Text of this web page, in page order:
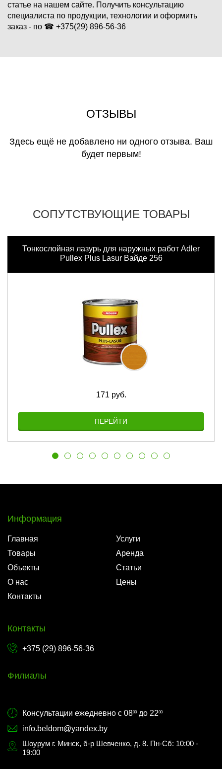
статье на нашем сайте. Получить консультацию
специалиста по продукции, технологии и оформить
заказ - по ☎ +375(29) 896-56-36
ОТЗЫВЫ
Здесь ещё не добавлено ни одного отзыва. Ваш
будет первым!
СОПУТСТВУЮЩИЕ ТОВАРЫ
Тонкослойная лазурь для наружных работ Adler
Pullex Plus Lasur Вайде 256
171 руб.
ПЕРЕЙТИ
Информация
Главная
Услуги
Товары
Аренда
Объекты
Статьи
О нас
Цены
Контакты
Контакты
+375 (29) 896-56-36
Филиалы
Консультации ежедневно с 0800до 2200
info.beldom@yandex.by
Шоурум г. Минск, б-р Шевченко, д. 8. Пн-Сб: 10:00 -
19:00